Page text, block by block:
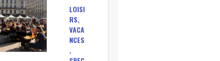
LOISI
RS,
VACA
NCES
,